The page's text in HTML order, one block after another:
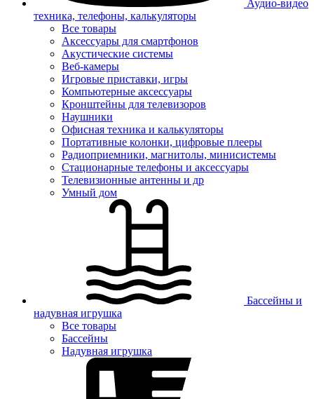
Аудио-видео
техника, телефоны, калькуляторы
Все товары
Аксессуары для смартфонов
Акустические системы
Веб-камеры
Игровые приставки, игры
Компьютерные аксессуары
Кронштейны для телевизоров
Наушники
Офисная техника и калькуляторы
Портативные колонки, цифровые плееры
Радиоприемники, магнитолы, минисистемы
Стационарные телефоны и аксессуары
Телевизионные антенны и др
Умный дом
Бассейны и
надувная игрушка
Все товары
Бассейны
Надувная игрушка